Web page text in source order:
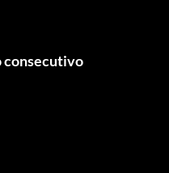
consecutivo